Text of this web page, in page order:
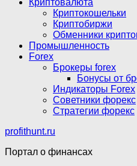
Криптовалюта
Криптокошельки
Криптобиржи
Обменники
Промышленность
Forex
Брокеры forex
Бонусы от
Индикаторы Forex
Советники форекс
Стратегии форекс
profithunt.ru
Портал о финансах